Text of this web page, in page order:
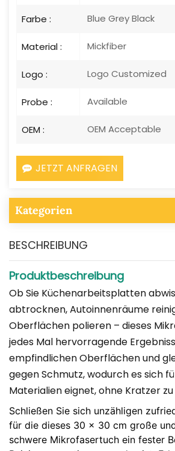
Farbe : Blue Grey Black
Material : Mickfiber
Logo : Logo Customized
Probe : Available
OEM : OEM Acceptable
JETZT ANFRAGEN
Kategorien
BESCHREIBUNG
Produktbeschreibung
Ob Sie Küchenarbeitsplatten
abtrocknen, Autoinnenräume
Oberflächen polieren – dieses
jedes Mal hervorragende
empfindlichen Oberflächen und
gegen Schmutz, wodurch es sich
Materialien eignet, ohne Kratzer
Schließen Sie sich unzähligen
für die dieses 30 x 30 cm große
schwere Mikrofasertuch ein fester